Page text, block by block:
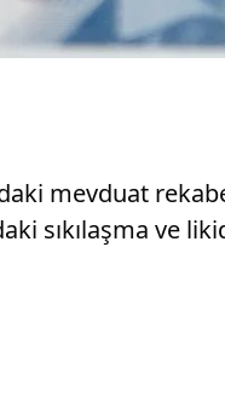
mevduat
sıkılaşma ve